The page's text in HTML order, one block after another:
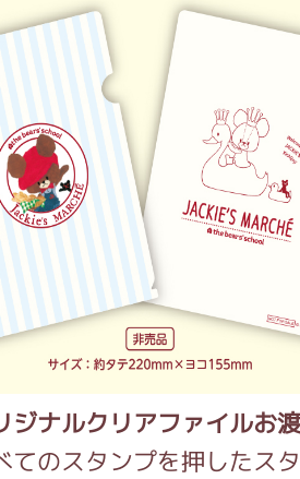
ジナルクリアファイルお
てのスタンプを押したス